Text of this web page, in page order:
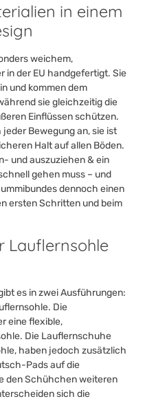
in einem
weichem,
in der EU handgefertigt. Sie
und kommen dem
sie gleichzeitig die
Einflüssen schützen.
Bewegung an, sie ist
Halt auf allen Böden.
und auszuziehen & ein
gehen muss – und
dennoch einen
ersten Schritten und beim
Lauflernsohle
es in zwei Ausführungen:
Die
eine flexible,
Die Lauflernschuhe
haben jedoch zusätzlich
Pads auf die
den Schühchen weiteren
sich die